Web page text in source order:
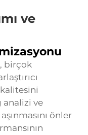
ve
birçok
ve
önler